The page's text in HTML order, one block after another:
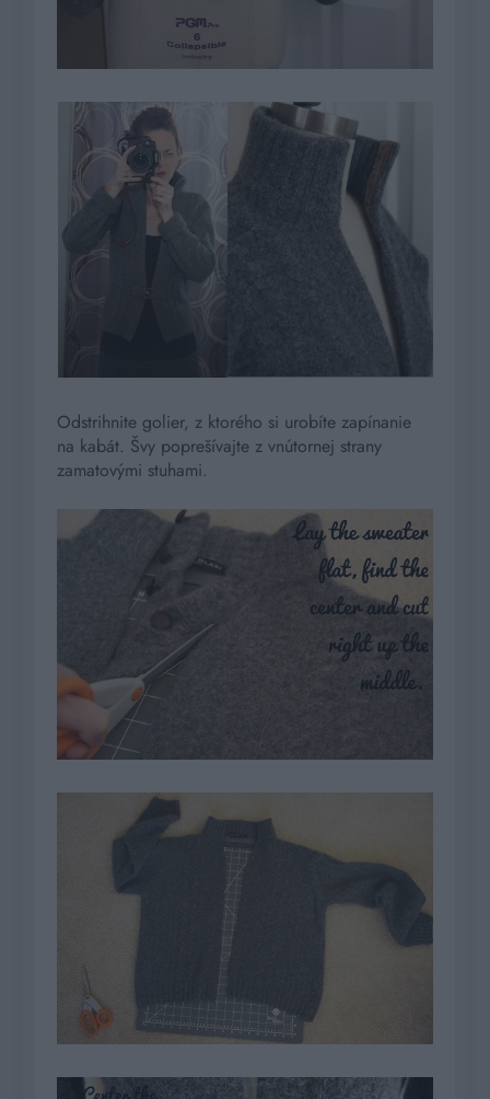
Odstrihnite golier, z ktorého si urobíte zapínanie
na kabát. Švy poprešívajte z vnútornej strany
zamatovými stuhami.